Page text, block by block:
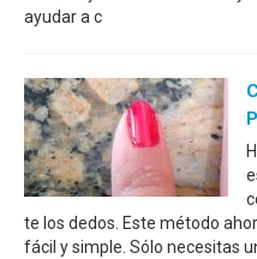
ayudar a c
te los dedos. Este método
fácil y simple. Sólo necesitas